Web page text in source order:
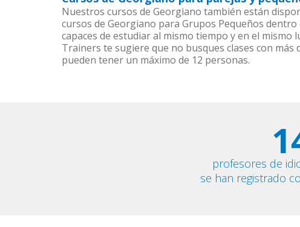
Nuestros cursos de Georgiano también están
cursos de Georgiano para Grupos Pequeños
capaces de estudiar al mismo tiempo y en el
Trainers te sugiere que no busques clases con
pueden tener un máximo de 12 personas.
profesores de
se han registrado